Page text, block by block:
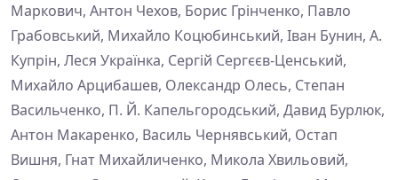
Маркович, Антон Чехов, Борис Грінченко, Павло
Грабовський, Михайло Коцюбинський, Іван Бунин, А.
Купрін, Леся Українка, Сергій Сергєєв-Ценський,
Михайло Арцибашев, Олександр Олесь, Степан
Васильченко, П. Й. Капельгородський, Давид Бурлюк,
Антон Макаренко, Василь Чернявський, Остап
Вишня, Гнат Михайличенко, Микола Хвильовий,